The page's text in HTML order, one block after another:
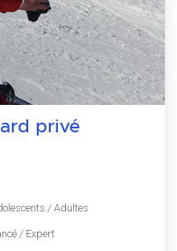
privé
/ Adultes
/ Expert